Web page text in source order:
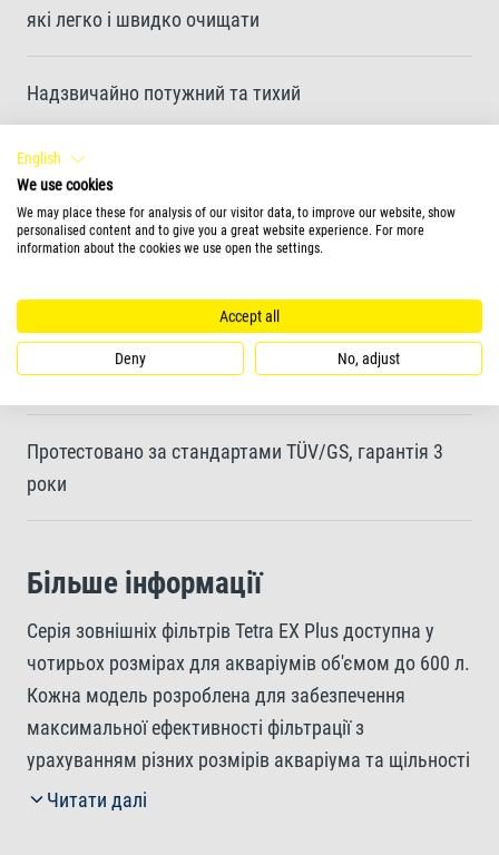
які легко і швидко очищати
Надзвичайно потужний та тихий
Швидке та просте встановлення
Кнопка примусового запуску для швидкого старту
регулювання потоку води
Підходить для акваріумів об'ємом до 600 л
Протестовано за стандартами TÜV/GS, гарантія 3
роки
Більше інформації
Серія зовнішніх фільтрів Tetra EX Plus доступна у
чотирьох розмірах для акваріумів об'ємом до 600 л.
Кожна модель розроблена для забезпечення
максимальної ефективності фільтрації з
урахуванням різних розмірів акваріума та щільності
заселення риб, пропонуючи акваріумістам
Читати далі
English
We use cookies
We may place these for analysis of our visitor data, to improve our website, show
personalised content and to give you a great website experience. For more
information about the cookies we use open the settings.
Accept all
Deny No, adjust